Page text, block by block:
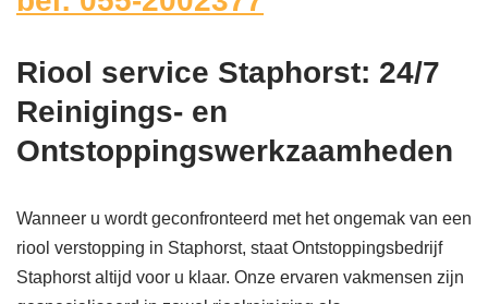
Riool service Staphorst: 24/7
Reinigings- en
Ontstoppingswerkzaamheden
Wanneer u wordt geconfronteerd met het ongemak van een
riool verstopping in Staphorst, staat Ontstoppingsbedrijf
Staphorst altijd voor u klaar. Onze ervaren vakmensen zijn